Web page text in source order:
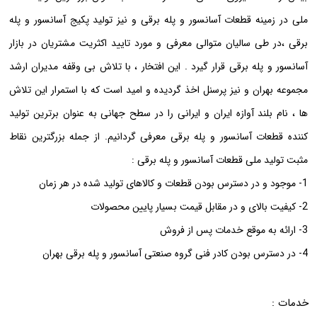
ملی در زمینه قطعات آسانسور و پله برقی و نیز تولید پکیج آسانسور و پله
برقی ،در طی سالیان متوالی معرفی و مورد تایید اکثریت مشتریان در بازار
آسانسور و پله برقی قرار گیرد . این افتخار ، با تلاش بی وقفه مدیران ارشد
مجموعه بهران و نیز پرسنل اخذ گردیده و امید است که با استمرار این تلاش
ها ، نام بلند آوازه ایران و ایرانی را در سطح جهانی به عنوان برترین تولید
کننده قطعات آسانسور و پله برقی معرفی گردانیم. از جمله بزرگترین نقاط
مثبت تولید ملی قطعات آسانسور و پله برقی :
خدمات :